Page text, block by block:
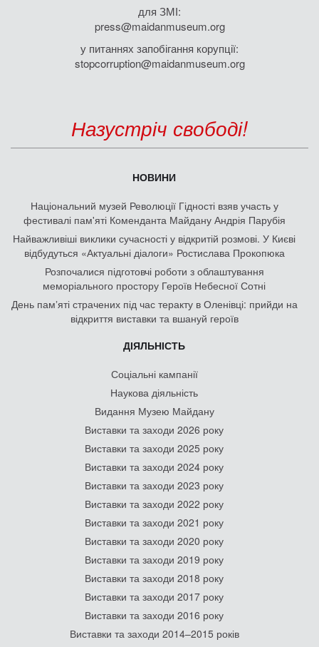
для ЗМІ:
press@maidanmuseum.org
у питаннях запобігання корупції:
stopcorruption@maidanmuseum.org
Назустріч свободі!
НОВИНИ
Національний музей Революції Гідності взяв участь у
фестивалі пам'яті Коменданта Майдану Андрія Парубія
Найважливіші виклики сучасності у відкритій розмові. У Києві
відбудуться «Актуальні діалоги» Ростислава Прокопюка
Розпочалися підготовчі роботи з облаштування
меморіального простору Героїв Небесної Сотні
День памʼяті страчених під час теракту в Оленівці: прийди на
відкриття виставки та вшануй героїв
ДІЯЛЬНІСТЬ
Соціальні кампанії
Наукова діяльність
Видання Музею Майдану
Виставки та заходи 2026 року
Виставки та заходи 2025 року
Виставки та заходи 2024 року
Виставки та заходи 2023 року
Виставки та заходи 2022 року
Виставки та заходи 2021 року
Виставки та заходи 2020 року
Виставки та заходи 2019 року
Виставки та заходи 2018 року
Виставки та заходи 2017 року
Виставки та заходи 2016 року
Виставки та заходи 2014–2015 років